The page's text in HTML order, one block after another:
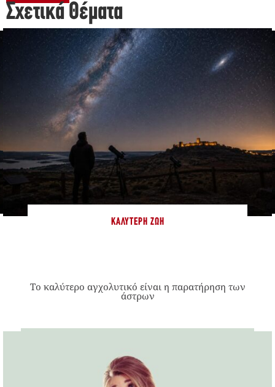
Σχετικά Θέματα
ΚΑΛΎΤΕΡΗ ΖΩΉ
Το καλύτερο αγχολυτικό είναι η παρατήρηση των
άστρων